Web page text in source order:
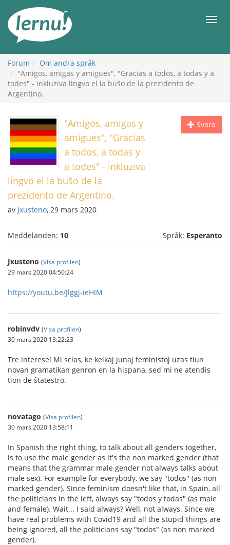
sidans
innehåll
Meny
Forum
Om andra språk
"Amigos, amigas y amigues", "Gracias a todos, a todas y a
todes" - inkluziva lingvo el la buŝo de la prezidento de
Argentino.
Svara
"Amigos, amigas y
amigues", "Gracias
a todos, a todas y
a todes" - inkluziva
lingvo el la buŝo de la
prezidento de Argentino.
av Jxusteno, 29 mars 2020
Meddelanden: 10 Språk: Esperanto
Jxusteno (Visa profilen)
29 mars 2020 04:50:24
https://youtu.be/Jlggj-ieHIM
robinvdv (Visa profilen)
30 mars 2020 13:22:23
Tre interese! Mi scias, ke kelkaj junaj feministoj uzas tiun
novan gramatikan genron en la hispana, sed mi ne atendis
tion de ŝtatestro.
novatago (Visa profilen)
30 mars 2020 13:58:11
In Spanish the right thing, to talk about all genders together,
is to use the male gender as it's the non marked gender (that
means that the grammar male gender not always talks about
male sex). For example for everybody, we say "todos" (as non
marked gender). Since feminism doesn't like that, in Spain, all
the politicians in the left, always say "todos y todas" (as male
and female). Wait... I said always? Well, not always. Since we
have real problems with Covid19 and all the stupid things are
being ignored, all the politicians say "todos" (as non marked
gender).